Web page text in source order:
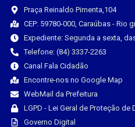
Praça Reinaldo Pimenta,104
CEP: 59780-000, Caraúbas - Rio
Expediente: Segunda a sexta,
Telefone: (84) 3337-2263
Canal Fala Cidadão
Encontre-nos no Google Map
WebMail da Prefeitura
LGPD - Lei Geral de Proteção de
Governo Digital